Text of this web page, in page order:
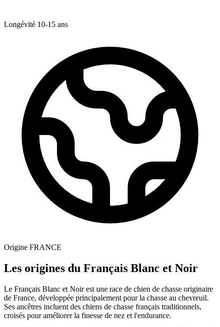
Longévité 10-15 ans
Origine FRANCE
Les origines du Français Blanc et Noir
Le Français Blanc et Noir est une race de chien de chasse originaire
de France, développée principalement pour la chasse au chevreuil.
Ses ancêtres incluent des chiens de chasse français traditionnels,
croisés pour améliorer la finesse de nez et l'endurance.